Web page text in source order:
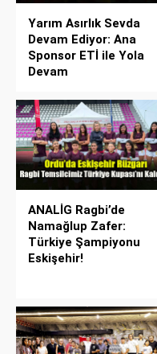
Yarım Asırlık Sevda
Devam Ediyor: Ana
Sponsor ETİ ile Yola
Devam
ANALİG Ragbi’de
Namağlup Zafer:
Türkiye Şampiyonu
Eskişehir!